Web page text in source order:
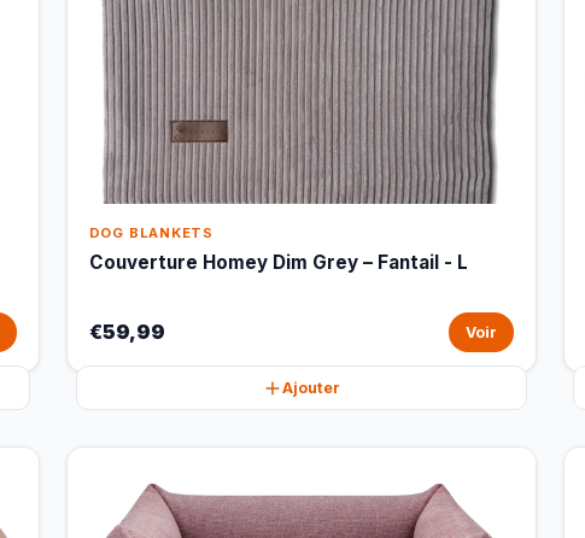
DOG BLANKETS
Couverture Homey Dim Grey – Fantail - L
€59,99 Voir
Ajouter